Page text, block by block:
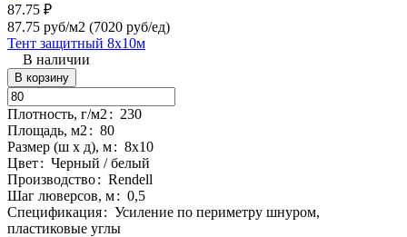
87.75 ₽
87.75 руб/м2 (7020 руб/eд)
Тент защитный 8х10м
В наличии
В корзину
Плотность, г/м2: 230
Площадь, м2: 80
Размер (ш х д), м: 8х10
Цвет: Черный / белый
Производство: Rendell
Шаг люверсов, м: 0,5
Спецификация: Усиление по периметру шнуром,
пластиковые углы